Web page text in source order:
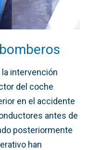
la intervención
del coche
en el accidente
antes de
posteriormente
han